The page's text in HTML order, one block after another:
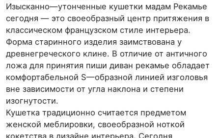
Изысканно—утонченные кушетки мадам Рекамье
сегодня — это своеобразный центр притяжения в
классическом французском стиле интерьера.
Форма старинного изделия заимствована у
древнегреческого клине. В отличие от античного
ложа для принятия пиши диван рекамье обладает
комфортабельной S—образной линией изголовья
вне зависимости от угла наклона и степени
изогнутости.
Кушетка традиционно считается предметом
женской меблировки, своеобразной ноткой
кокетства в дизайне интерьера. Сегодня